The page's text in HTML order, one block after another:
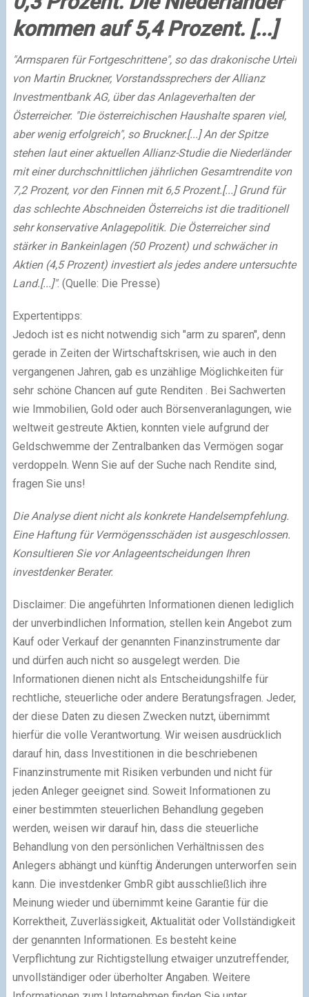
kommen auf 5,4 Prozent. [...]
"Armsparen für Fortgeschrittene", so das drakonische Urteil
von Martin Bruckner, Vorstandssprechers der Allianz
Investmentbank AG, über das Anlageverhalten der
Österreicher. "Die österreichischen Haushalte sparen viel,
aber wenig erfolgreich", so Bruckner.[...] An der Spitze
stehen laut einer aktuellen Allianz-Studie die Niederländer
mit einer durchschnittlichen jährlichen Gesamtrendite von
7,2 Prozent, vor den Finnen mit 6,5 Prozent.[...] Grund für
das schlechte Abschneiden Österreichs ist die traditionell
sehr konservative Anlagepolitik. Die Österreicher sind
stärker in Bankeinlagen (50 Prozent) und schwächer in
Aktien (4,5 Prozent) investiert als jedes andere untersuchte
Land.[...]". (Quelle: Die Presse)
Expertentipps:
Jedoch ist es nicht notwendig sich "arm zu sparen", denn
gerade in Zeiten der Wirtschaftskrisen, wie auch in den
vergangenen Jahren, gab es unzählige Möglichkeiten für
sehr schöne Chancen auf gute Renditen . Bei Sachwerten
wie Immobilien, Gold oder auch Börsenveranlagungen, wie
weltweit gestreute Aktien, konnten viele aufgrund der
Geldschwemme der Zentralbanken das Vermögen sogar
verdoppeln. Wenn Sie auf der Suche nach Rendite sind,
fragen Sie uns!
Die Analyse dient nicht als konkrete Handelsempfehlung.
Eine Haftung für Vermögensschäden ist ausgeschlossen.
Konsultieren Sie vor Anlageentscheidungen Ihren
investdenker Berater.
Disclaimer: Die angeführten Informationen dienen lediglich
der unverbindlichen Information, stellen kein Angebot zum
Kauf oder Verkauf der genannten Finanzinstrumente dar
und dürfen auch nicht so ausgelegt werden. Die
Informationen dienen nicht als Entscheidungshilfe für
rechtliche, steuerliche oder andere Beratungsfragen. Jeder,
der diese Daten zu diesen Zwecken nutzt, übernimmt
hierfür die volle Verantwortung. Wir weisen ausdrücklich
darauf hin, dass Investitionen in die beschriebenen
Finanzinstrumente mit Risiken verbunden und nicht für
jeden Anleger geeignet sind. Soweit Informationen zu
einer bestimmten steuerlichen Behandlung gegeben
werden, weisen wir darauf hin, dass die steuerliche
Behandlung von den persönlichen Verhältnissen des
Anlegers abhängt und künftig Änderungen unterworfen sein
kann. Die investdenker GmbR gibt ausschließlich ihre
Meinung wieder und übernimmt keine Garantie für die
Korrektheit, Zuverlässigkeit, Aktualität oder Vollständigkeit
der genannten Informationen. Es besteht keine
Verpflichtung zur Richtigstellung etwaiger unzutreffender,
unvollständiger oder überholter Angaben. Weitere